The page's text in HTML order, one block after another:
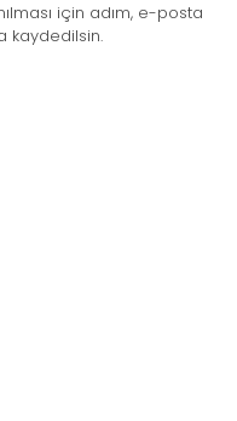
için adım, e-posta
kaydedilsin.